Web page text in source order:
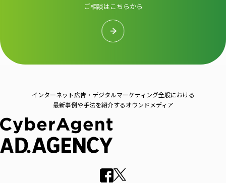
ご相談はこちらから
インターネット広告・デジタルマーケティング全般における
最新事例や手法を紹介するオウンドメディア